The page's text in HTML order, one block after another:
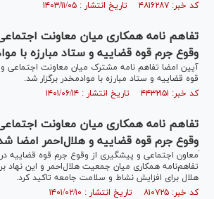
کد خبر: ۴۸۱۶۲۸۷ تاریخ انتشار : ۱۴۰۳/۱۱/۰۵
تفاهم نامه همکاری میان معاونت
وقوع جرم قوه‌ قضاییه و ستاد مبارزه با
آیین امضا تفاهم نامه مشترک میان معاونت اجتماعی
قوه قضاییه و ستاد مبارزه با موادمخدر برگزار شد.
کد خبر: ۴۴۳۲۱۵۱ تاریخ انتشار : ۱۴۰۱/۰۶/۱۴
تفاهم نامه همکاری میان معاونت
وقوع جرم قوه قضاییه و هلال‌احمر امضا
َمعاون اجتماعی و پیشگیری از وقوع جرم قوه قضاییه
تفاهم‌نامه همکاری میان جمعیت هلال‌احمر و این نهاد
هلال برای افزایش نشاط و سلامت جامعه تاکید کرد.
کد خبر: ۸۱۰۷۲۵ تاریخ انتشار : ۱۴۰۱/۰۲/۱۰